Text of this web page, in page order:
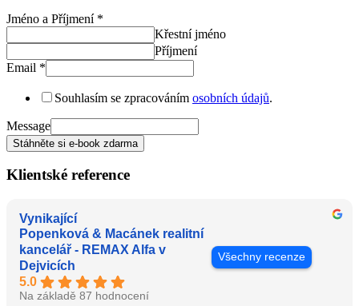
Jméno a Příjmení *
Křestní jméno
Příjmení
Email *
Souhlasím se zpracováním osobních údajů.
Message
Stáhněte si e-book zdarma
Klientské reference
Vynikající
Popenková & Macánek realitní
kancelář - REMAX Alfa v
Dejvicích
5.0
Na základě 87 hodnocení
Všechny recenze